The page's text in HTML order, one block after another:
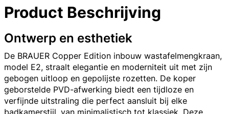
Product Beschrijving
Ontwerp en esthetiek
De BRAUER Copper Edition inbouw wastafelmengkraan,
model E2, straalt elegantie en moderniteit uit met zijn
gebogen uitloop en gepolijste rozetten. De koper
geborstelde PVD-afwerking biedt een tijdloze en
verfijnde uitstraling die perfect aansluit bij elke
badkamerstijl, van minimalistisch tot klassiek. Deze